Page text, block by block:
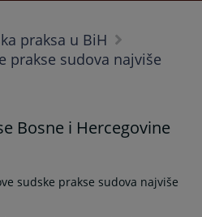
praksa u BiH
prakse sudova najviše
Bosne i Hercegovine
sudske prakse sudova najviše